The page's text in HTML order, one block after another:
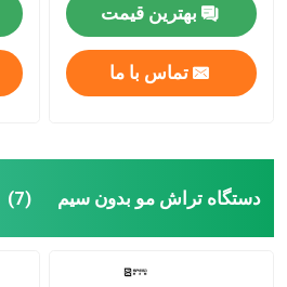
بهترین قیمت
تماس با ما
دستگاه تراش مو بدون سیم (7)